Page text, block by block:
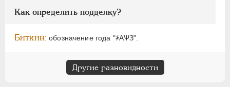
Брекке
Как определить подделку?
Биткин: обозначение года "҂АѰЗ".
Другие разновидности